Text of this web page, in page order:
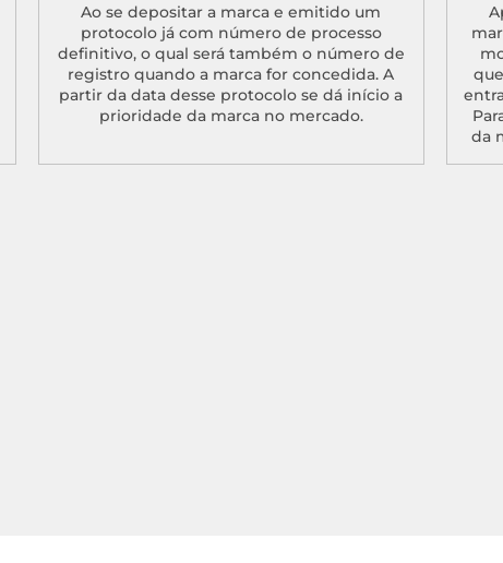
Ao se depositar a marca e emitido um
protocolo já com número de processo
definitivo, o qual será também o número de
registro quando a marca for concedida. A
partir da data desse protocolo se dá início a
prioridade da marca no mercado.
da